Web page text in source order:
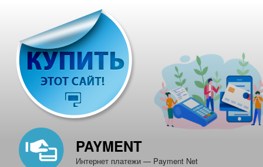
содержимому
PAYMENT
Интернет платежи — Payment Net